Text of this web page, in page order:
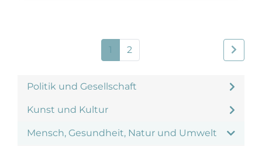
Politik und Gesellschaft
Kunst und Kultur
Mensch, Gesundheit, Natur und Umwelt
1 2